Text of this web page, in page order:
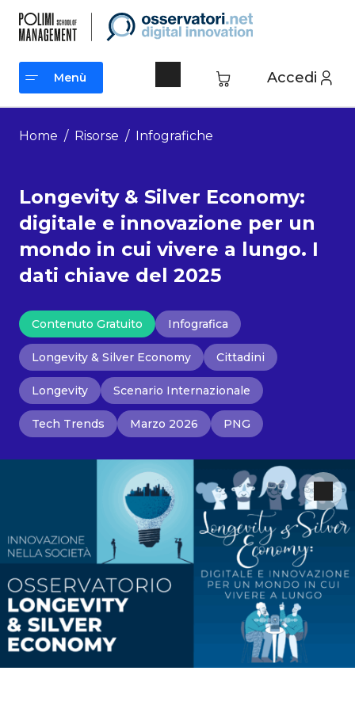
contenuto
Accedi
Menù
Menù
Home / Risorse / Infografiche
Longevity & Silver Economy:
digitale e innovazione per un
mondo in cui vivere a lungo. I
dati chiave del 2025
Contenuto Gratuito Infografica
Longevity & Silver Economy Cittadini
Longevity Scenario Internazionale
Tech Trends Marzo 2026 PNG